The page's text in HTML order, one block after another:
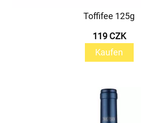
Toffifee 125g
119 CZK
Kaufen